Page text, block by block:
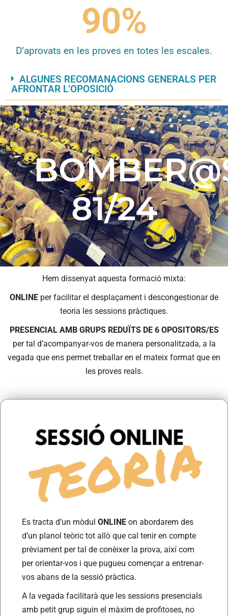
D’aprovats en les proves en totes les escales.
90%
ALGUNES RECOMANACIONS GENERALS PER
AFRONTAR L’OPOSICIÓ
81/24
Hem dissenyat aquesta formació mixta:
ONLINE per facilitar el desplaçament i descongestionar de
teoria les sessions pràctiques.
PRESENCIAL AMB GRUPS REDUÏTS DE 6 OPOSITORS/ES
per tal d’acompanyar-vos de manera personalitzada, a la
vegada que ens permet treballar en el mateix format que en
les proves reals.
Es tracta d’un mòdul ONLINE on abordarem des
d’un planol teòric tot allò que cal tenir en compte
prèviament per tal de conèixer la prova, així com
per orientar-vos i que pugueu començar a entrenar-
vos abans de la sessió pràctica.
A la vegada facilitarà que les sessions presencials
amb petit grup siguin el màxim de profitoses, no